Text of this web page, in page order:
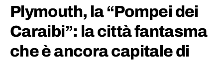
Plymouth, la “Pompei dei
Caraibi”: la città fantasma
che è ancora capitale di